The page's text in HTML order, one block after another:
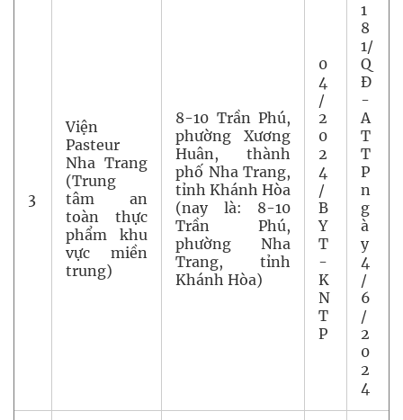
3
Viện
Pasteur
Nha Trang
(Trung
tâm an
toàn thực
phẩm khu
vực miền
trung)
8-10 Trần Phú,
phường Xương
Huân, thành
phố Nha Trang,
tỉnh Khánh Hòa
(nay là: 8-10
Trần Phú,
phường Nha
Trang, tỉnh
Khánh Hòa)
0
4
/
2
0
2
4
/
B
Y
T
-
K
N
T
P
1
8
1/
Q
Đ
-
A
T
T
P
n
g
à
y
4
/
6
/
2
0
2
4